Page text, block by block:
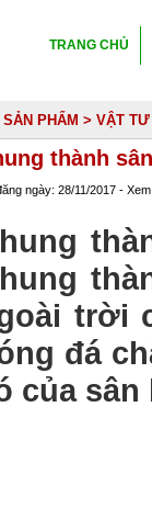
TRANG CHỦ
SẢN PHẨM > VẬT TƯ
thành
ngày: 28/11/2017 -
trời
đá
của sân